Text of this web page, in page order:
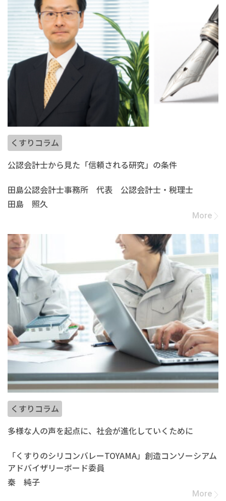
くすりコラム
公認会計士から見た「信頼される研究」の条件
田島公認会計士事務所 代表 公認会計士・税理士
田島 照久
More
くすりコラム
多様な人の声を起点に、社会が進化していくために
「くすりのシリコンバレーTOYAMA」創造コンソーシアム
アドバイザリーボード委員
秦 純子
More